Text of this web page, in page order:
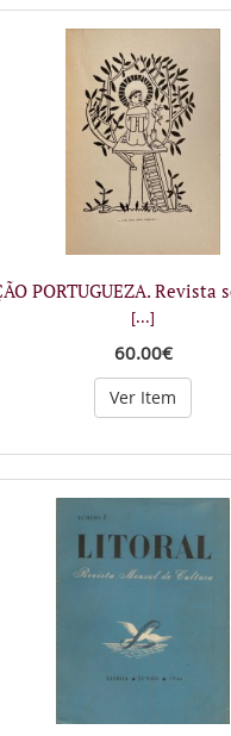
PORTUGUEZA. Revista
[...]
60.00€
Ver Item